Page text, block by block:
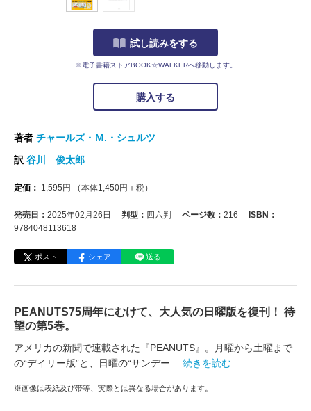
試し読みをする
※電子書籍ストアBOOK☆WALKERへ移動します。
購入する
著者 チャールズ・Ｍ.・シュルツ
訳 谷川 俊太郎
定価： 1,595 円 （本体1,450円＋税）
発売日： 2025年02月26日 判型： 四六判 ページ数： 216
ISBN：
9784048113618
ポスト シェア 送る
PEANUTS75周年にむけて、大人気の日曜版を復刊！ 待
望の第5巻。
アメリカの新聞で連載された『PEANUTS』。月曜から土曜まで
の“デイリー版”と、日曜の“サンデー
…続きを読む
※画像は表紙及び帯等、実際とは異なる場合があります。